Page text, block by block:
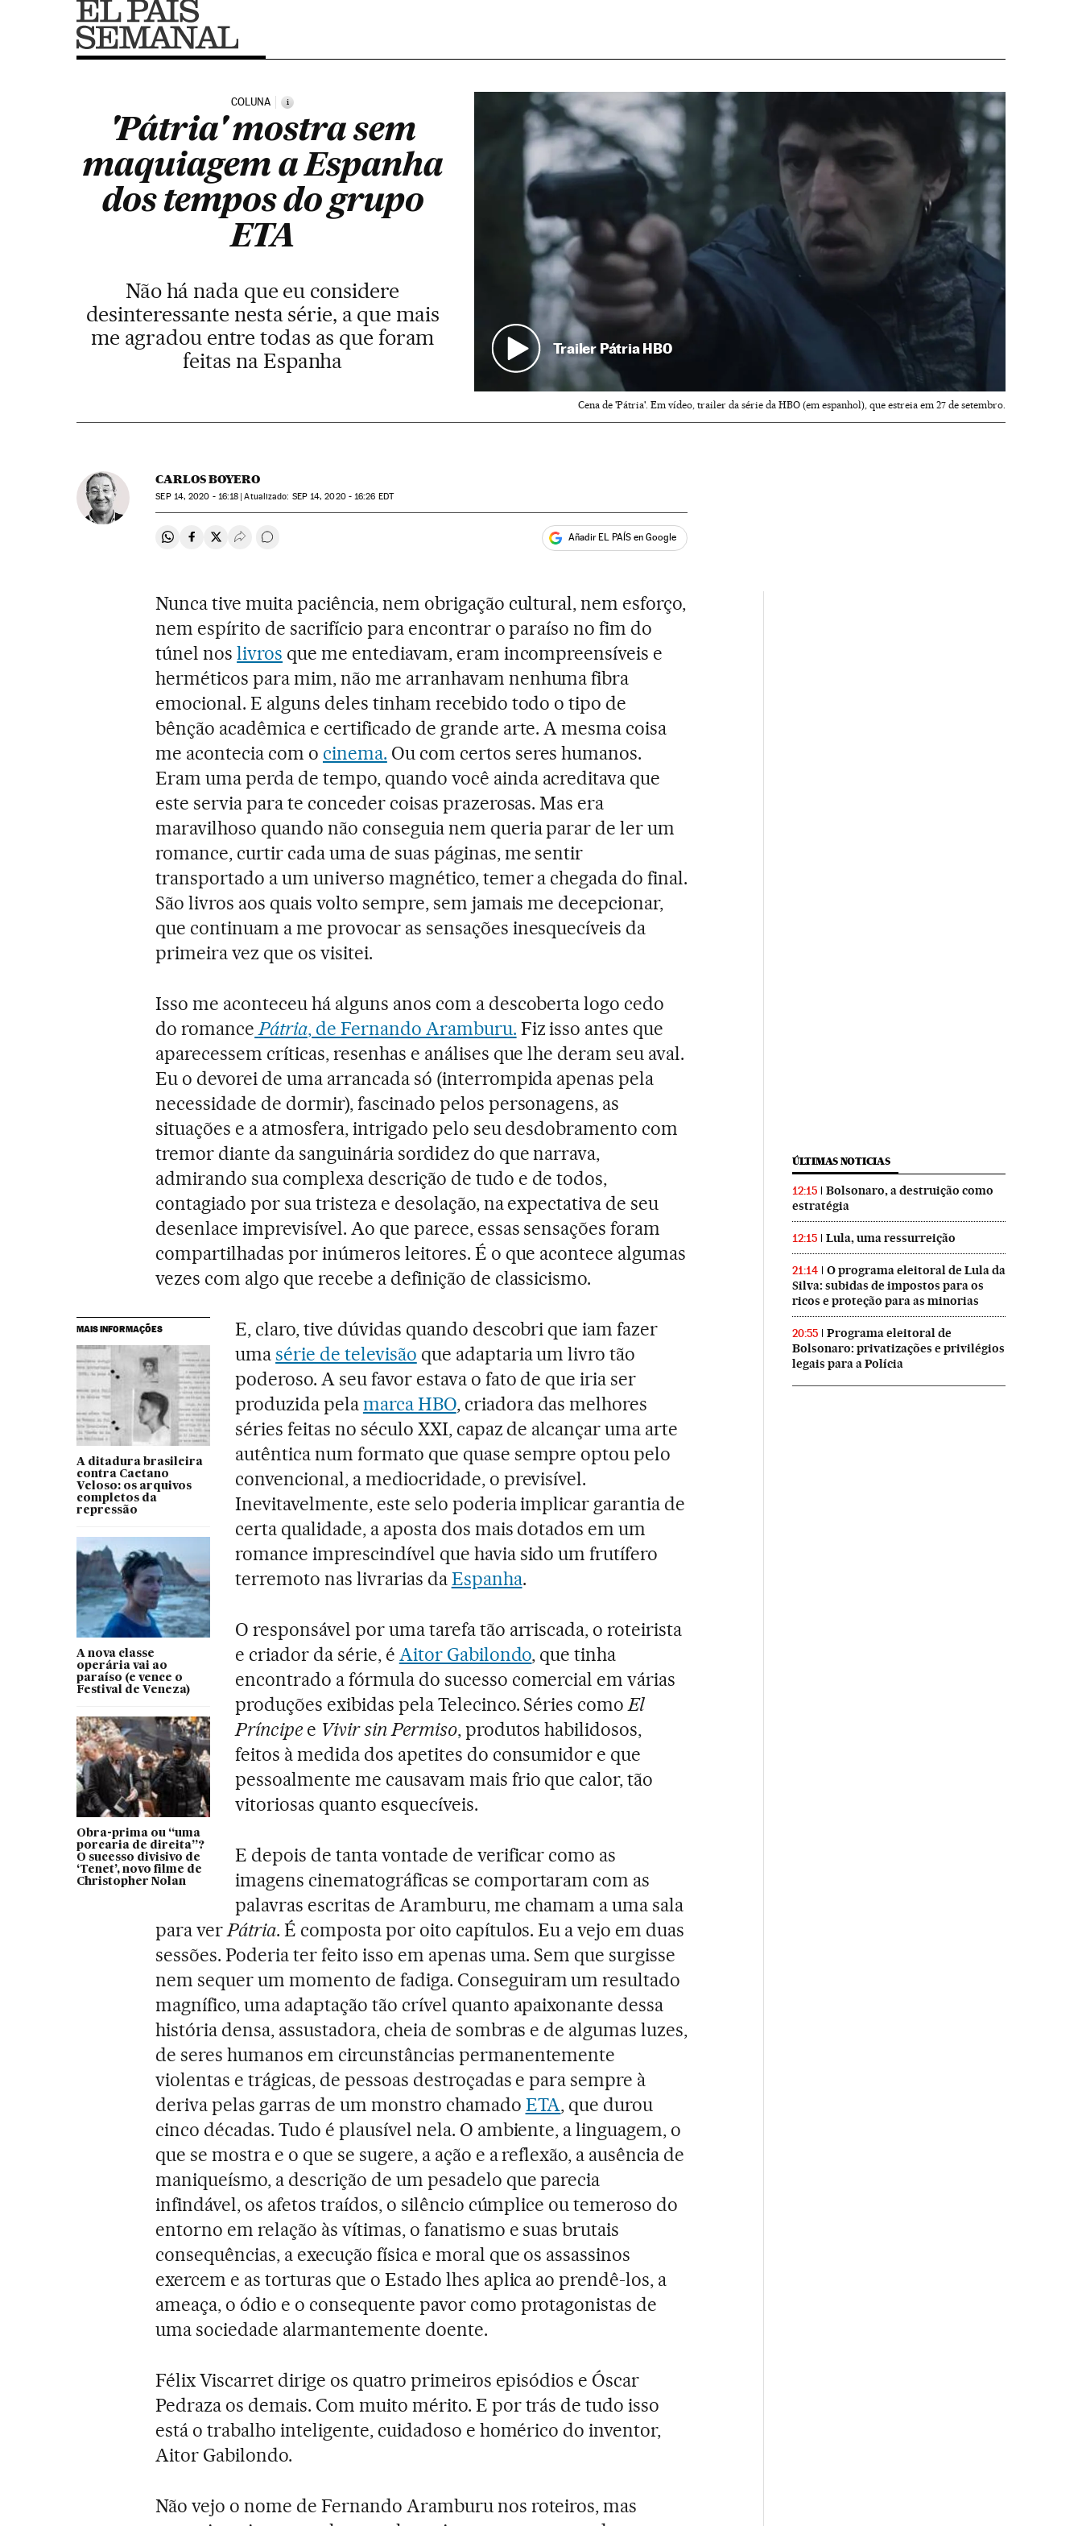
COLUNA i
'Pátria' mostra sem
maquiagem a Espanha
dos tempos do grupo
ETA
Não há nada que eu considere
desinteressante nesta série, a que mais
me agradou entre todas as que foram
feitas na Espanha
Trailer Pátria HBO
Cena de 'Pátria'. Em vídeo, trailer da série da HBO (em espanhol), que estreia em 27 de setembro.
CARLOS BOYERO
SEP14, 2020 - 16:18 atualizado: SEP14, 2020 - 16:26 EDT
Compartir en Whatsapp
Compartir en Facebook
Compartir en Twitter
Desplegar Redes Sociales
Comentários Añadir EL PAÍS en Google
Nunca tive muita paciência, nem obrigação cultural, nem esforço,
nem espírito de sacrifício para encontrar o paraíso no fim do
túnel noslivros que me entediavam, eram incompreensíveis e
herméticos para mim, não me arranhavam nenhuma fibra
emocional. E alguns deles tinham recebido todo o tipo de
bênção acadêmica e certificado de grande arte. A mesma coisa
me acontecia com o cinema. Ou com certos seres humanos.
Eram uma perda de tempo, quando você ainda acreditava que
este servia para te conceder coisas prazerosas. Mas era
maravilhoso quando não conseguia nem queria parar de ler um
romance, curtir cada uma de suas páginas, me sentir
transportado a um universo magnético, temer a chegada do final.
São livros aos quais volto sempre, sem jamais me decepcionar,
que continuam a me provocar as sensações inesquecíveis da
primeira vez que os visitei.
Isso me aconteceu há alguns anos com a descoberta logo cedo
do romance Pátria, de Fernando Aramburu. Fiz isso antes que
aparecessem críticas, resenhas e análises que lhe deram seu aval.
Eu o devorei de uma arrancada só (interrompida apenas pela
necessidade de dormir), fascinado pelos personagens, as
situações e a atmosfera, intrigado pelo seu desdobramento com
tremor diante da sanguinária sordidez do que narrava,
admirando sua complexa descrição de tudo e de todos,
contagiado por sua tristeza e desolação, na expectativa de seu
desenlace imprevisível. Ao que parece, essas sensações foram
compartilhadas por inúmeros leitores. É o que acontece algumas
vezes com algo que recebe a definição de classicismo.
MAIS INFORMAÇÕES
A ditadura brasileira
contra Caetano
Veloso: os arquivos
completos da
repressão
A nova classe
operária vai ao
paraíso (e vence o
Festival de Veneza)
Obra-prima ou “uma
porcaria de direita”?
O sucesso divisivo de
‘Tenet’, novo filme de
Christopher Nolan
E, claro, tive dúvidas quando descobri que iam fazer
umasérie de televisão que adaptaria um livro tão
poderoso. A seu favor estava o fato de que iria ser
produzida pelamarca HBO, criadora das melhores
séries feitas no século XXI, capaz de alcançar uma arte
autêntica num formato que quase sempre optou pelo
convencional, a mediocridade, o previsível.
Inevitavelmente, este selo poderia implicar garantia de
certa qualidade, a aposta dos mais dotados em um
romance imprescindível que havia sido um frutífero
terremoto nas livrarias daEspanha.
O responsável por uma tarefa tão arriscada, o roteirista
e criador da série, é Aitor Gabilondo, que tinha
encontrado a fórmula do sucesso comercial em várias
produções exibidas pela Telecinco. Séries comoEl
Príncipee Vivir sin Permiso, produtos habilidosos,
feitos à medida dos apetites do consumidor e que
pessoalmente me causavam mais frio que calor, tão
vitoriosas quanto esquecíveis.
E depois de tanta vontade de verificar como as
imagens cinematográficas se comportaram com as
palavras escritas de Aramburu, me chamam a uma sala
para verPátria. É composta por oito capítulos. Eu a vejo em duas
sessões. Poderia ter feito isso em apenas uma. Sem que surgisse
nem sequer um momento de fadiga. Conseguiram um resultado
magnífico, uma adaptação tão crível quanto apaixonante dessa
história densa, assustadora, cheia de sombras e de algumas luzes,
de seres humanos em circunstâncias permanentemente
violentas e trágicas, de pessoas destroçadas e para sempre à
deriva pelas garras de um monstro chamado ETA, que durou
cinco décadas. Tudo é plausível nela. O ambiente, a linguagem, o
que se mostra e o que se sugere, a ação e a reflexão, a ausência de
maniqueísmo, a descrição de um pesadelo que parecia
infindável, os afetos traídos, o silêncio cúmplice ou temeroso do
entorno em relação às vítimas, o fanatismo e suas brutais
consequências, a execução física e moral que os assassinos
exercem e as torturas que o Estado lhes aplica ao prendê-los, a
ameaça, o ódio e o consequente pavor como protagonistas de
uma sociedade alarmantemente doente.
Félix Viscarret dirige os quatro primeiros episódios e Óscar
Pedraza os demais. Com muito mérito. E por trás de tudo isso
está o trabalho inteligente, cuidadoso e homérico do inventor,
Aitor Gabilondo.
Não vejo o nome de Fernando Aramburu nos roteiros, mas
ÚLTIMAS NOTICIAS
12:15
Bolsonaro, a destruição como
estratégia
12:15 Lula, uma ressurreição
21:14
O programa eleitoral de Lula da
Silva: subidas de impostos para os
ricos e proteção para as minorias
20:55
Programa eleitoral de
Bolsonaro: privatizações e privilégios
legais para a Polícia